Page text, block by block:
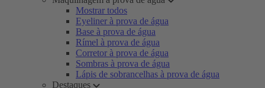
Mostrar todos
Eyeliner à prova de água
Base à prova de água
Rímel à prova de água
Corretor à prova de água
Sombras à prova de água
Lápis de sobrancelhas à prova de água
Destaques